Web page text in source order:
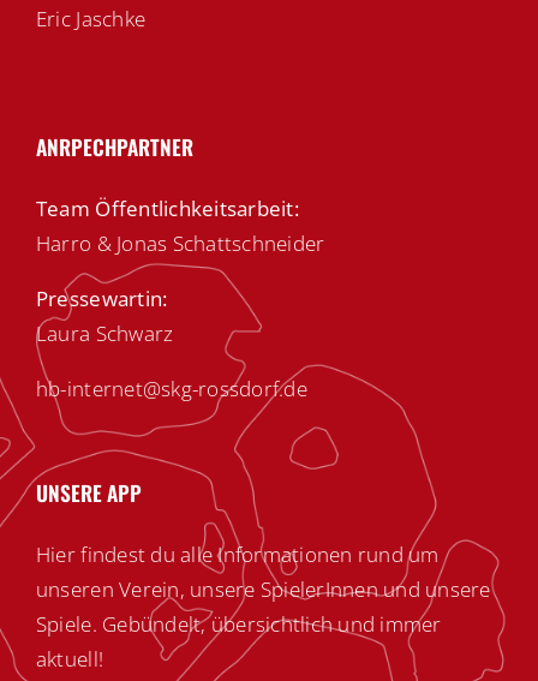
Eric Jaschke
ANRPECHPARTNER
Team Öffentlichkeitsarbeit:
Harro & Jonas Schattschneider
Pressewartin:
Laura Schwarz
hb-internet@skg-rossdorf.de
UNSERE APP
Hier findest du alle Informationen rund um
unseren Verein, unsere SpielerInnen und unsere
Spiele. Gebündelt, übersichtlich und immer
aktuell!